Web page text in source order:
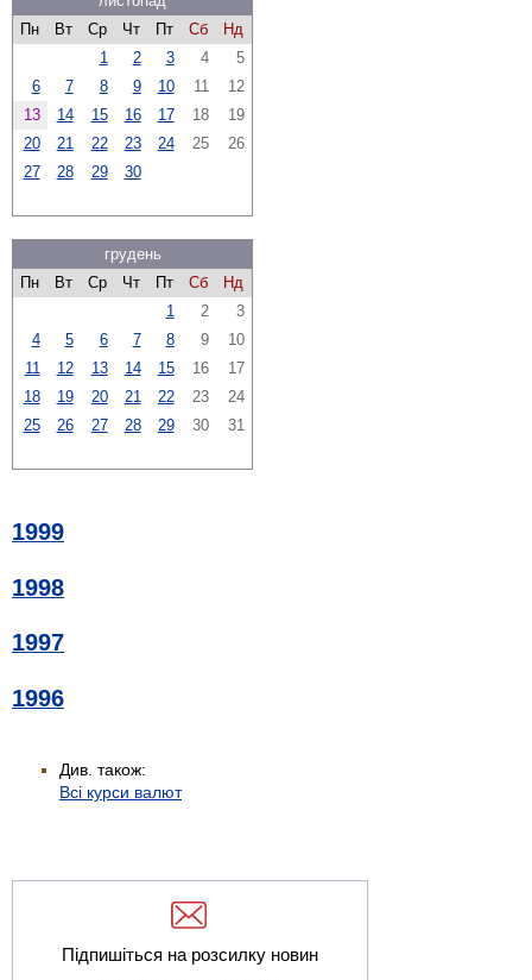
Пн
Вт Ср Чт Пт Сб
Нд
1
2 3 4
5
6
7 8 9 10 11
12
13
14 15 16 17 18
19
20
21 22 23 24 25
26
27
28 29 30
грудень
Пн
Вт Ср Чт Пт Сб
Нд
1
2
3
4
5 6 7 8 9
10
11
12 13 14 15 16
17
18
19 20 21 22 23
24
25
26 27 28 29 30 31
1999
1998
1997
1996
Див. також:
Всі курси валют
Підпишіться на розсилку новин